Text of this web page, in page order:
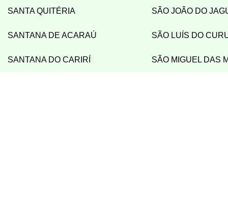
SANTA QUITÉRIA SÃO JOÃO DO
SANTANA DE ACARAÚ SÃO LUÍS DO
SANTANA DO CARIRÍ SÃO MIGUEL DAS